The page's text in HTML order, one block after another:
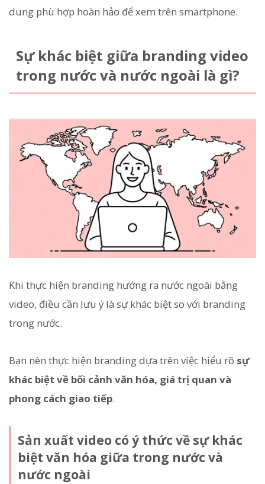
dung phù hợp hoàn hảo để xem trên smartphone.
Sự khác biệt giữa branding video
trong nước và nước ngoài là gì?
Khi thực hiện branding hướng ra nước ngoài bằng
video, điều cần lưu ý là sự khác biệt so với branding
trong nước.
Bạn nên thực hiện branding dựa trên việc hiểu rõ sự
khác biệt về bối cảnh văn hóa, giá trị quan và
phong cách giao tiếp.
Sản xuất video có ý thức về sự khác
biệt văn hóa giữa trong nước và
nước ngoài